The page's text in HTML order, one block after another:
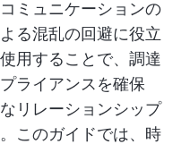
ミュニケーションの
る混乱の回避に役立
用することで、調達
ライアンスを確保
リレーションシップ
このガイドでは、時